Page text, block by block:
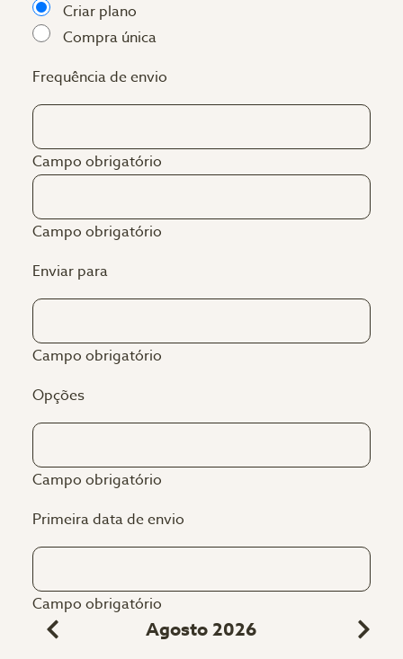
Criar plano
Compra única
Frequência de envio
Campo obrigatório
Campo obrigatório
Enviar para
Campo obrigatório
Opções
Campo obrigatório
Primeira data de envio
Campo obrigatório
Agosto 2026